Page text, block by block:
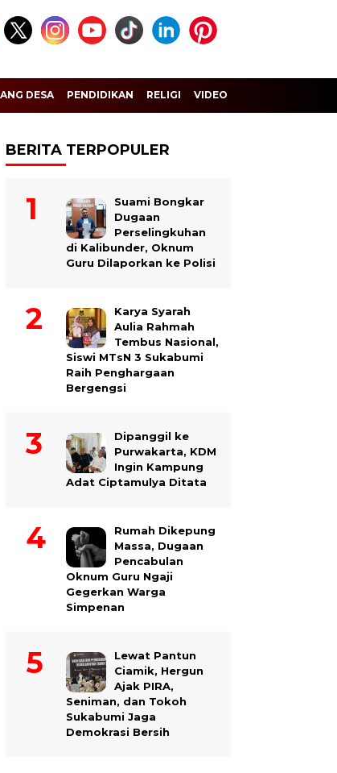
DESA PENDIDIKAN RELIGI VIDEO
BERITA TERPOPULER
Suami Bongkar
Dugaan
Perselingkuhan
di Kalibunder, Oknum
Guru Dilaporkan ke Polisi
Karya Syarah
Aulia Rahmah
Tembus Nasional,
Siswi MTsN 3 Sukabumi
Raih Penghargaan
Bergengsi
Dipanggil ke
Purwakarta, KDM
Ingin Kampung
Adat Ciptamulya Ditata
Rumah Dikepung
Massa, Dugaan
Pencabulan
Oknum Guru Ngaji
Gegerkan Warga
Simpenan
Lewat Pantun
Ciamik, Hergun
Ajak PIRA,
Seniman, dan Tokoh
Sukabumi Jaga
Demokrasi Bersih